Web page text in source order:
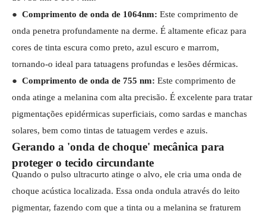
● Comprimento de onda de 1064nm: Este comprimento de
onda penetra profundamente na derme. É altamente eficaz para
cores de tinta escura como preto, azul escuro e marrom,
tornando-o ideal para tatuagens profundas e lesões dérmicas.
● Comprimento de onda de 755 nm: Este comprimento de
onda atinge a melanina com alta precisão. É excelente para tratar
pigmentações epidérmicas superficiais, como sardas e manchas
solares, bem como tintas de tatuagem verdes e azuis.
Gerando a 'onda de choque' mecânica para
proteger o tecido circundante
Quando o pulso ultracurto atinge o alvo, ele cria uma onda de
choque acústica localizada. Essa onda ondula através do leito
pigmentar, fazendo com que a tinta ou a melanina se fraturem